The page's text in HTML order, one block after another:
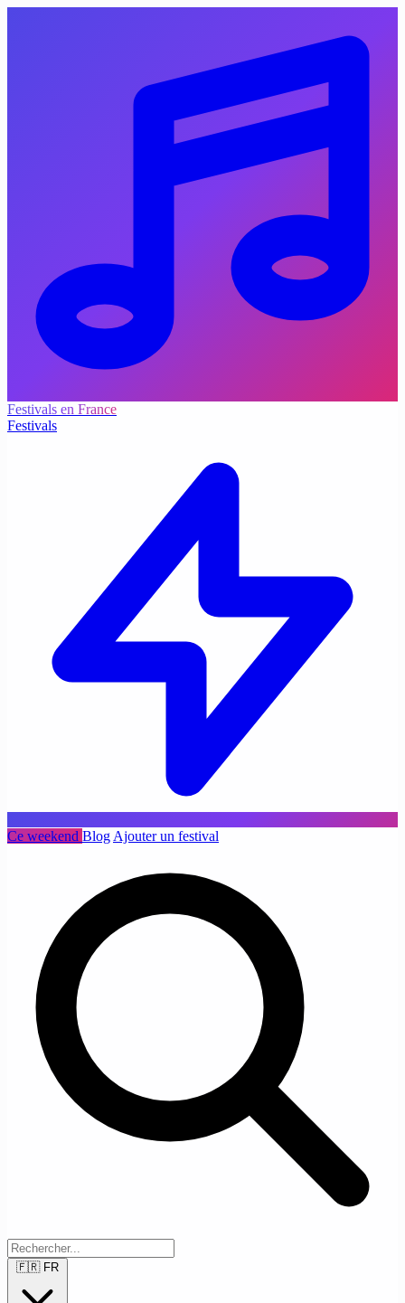
Festivals en France
Festivals
Ce weekend Blog Ajouter un festival
🇫🇷 FR